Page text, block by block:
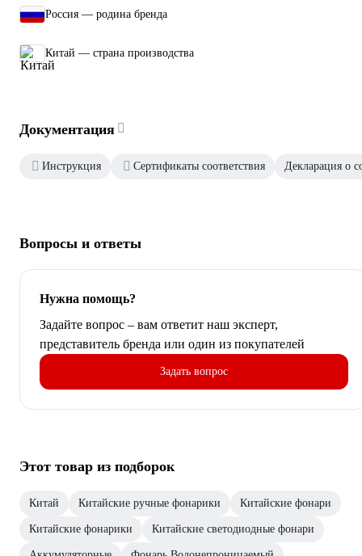
Россия — родина бренда
Китай — страна производства
Документация
Инструкция Сертификаты соответствия Декларация о
Вопросы и ответы
Нужна помощь?
Задайте вопрос – вам ответит наш эксперт,
представитель бренда или один из покупателей
Задать вопрос
Этот товар из подборок
Китай Китайские ручные фонарики Китайские фонари
Китайские фонарики Китайские светодиодные фонари